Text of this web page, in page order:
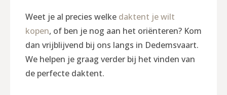
Weet je al precies welke daktent je wilt
kopen, of ben je nog aan het oriënteren? Kom
dan vrijblijvend bij ons langs in Dedemsvaart.
We helpen je graag verder bij het vinden van
de perfecte daktent.